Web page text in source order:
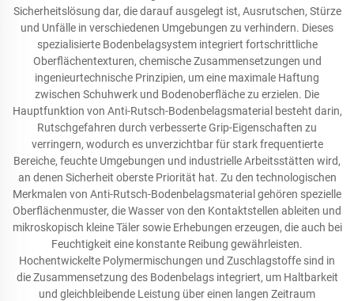
Sicherheitslösung dar, die darauf ausgelegt ist, Ausrutschen, Stürze
und Unfälle in verschiedenen Umgebungen zu verhindern. Dieses
spezialisierte Bodenbelagsystem integriert fortschrittliche
Oberflächentexturen, chemische Zusammensetzungen und
ingenieurtechnische Prinzipien, um eine maximale Haftung
zwischen Schuhwerk und Bodenoberfläche zu erzielen. Die
Hauptfunktion von Anti-Rutsch-Bodenbelagsmaterial besteht darin,
Rutschgefahren durch verbesserte Grip-Eigenschaften zu
verringern, wodurch es unverzichtbar für stark frequentierte
Bereiche, feuchte Umgebungen und industrielle Arbeitsstätten wird,
an denen Sicherheit oberste Priorität hat. Zu den technologischen
Merkmalen von Anti-Rutsch-Bodenbelagsmaterial gehören spezielle
Oberflächenmuster, die Wasser von den Kontaktstellen ableiten und
mikroskopisch kleine Täler sowie Erhebungen erzeugen, die auch bei
Feuchtigkeit eine konstante Reibung gewährleisten.
Hochentwickelte Polymermischungen und Zuschlagstoffe sind in
die Zusammensetzung des Bodenbelags integriert, um Haltbarkeit
und gleichbleibende Leistung über einen langen Zeitraum